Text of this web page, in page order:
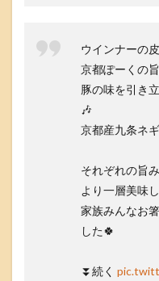
ウインナーの
京都ぽーくの
豚の味を引き
🎶
京都産九条ネ
それぞれの旨
より一層美味
家族みんなお
した🍀
⏬続く